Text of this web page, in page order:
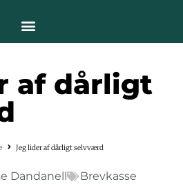
af dårligt
Jeg lider af dårligt selvværd
Dandanell Brevkasse